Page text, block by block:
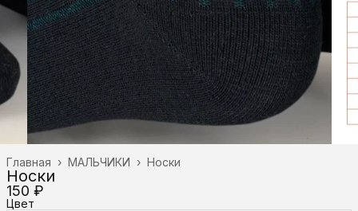
Носки
МАЛЬЧИКИ ›
Главная ›
Носки
150 ₽
Цвет